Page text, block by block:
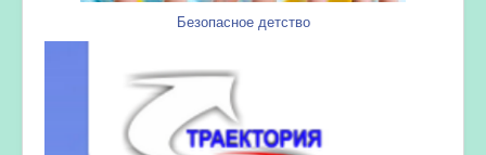
Безопасное детство